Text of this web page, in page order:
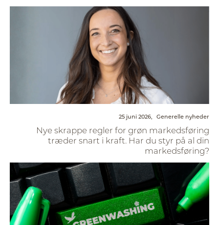
25 juni 2026, Generelle nyheder
Nye skrappe regler for grøn markedsføring
træder snart i kraft. Har du styr på al din
markedsføring?